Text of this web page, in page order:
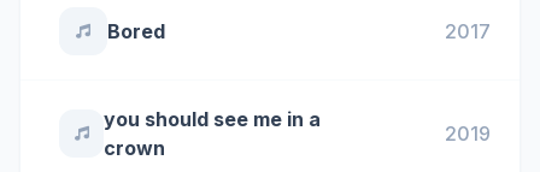
Bored 2017
you should see me in a
crown
2019